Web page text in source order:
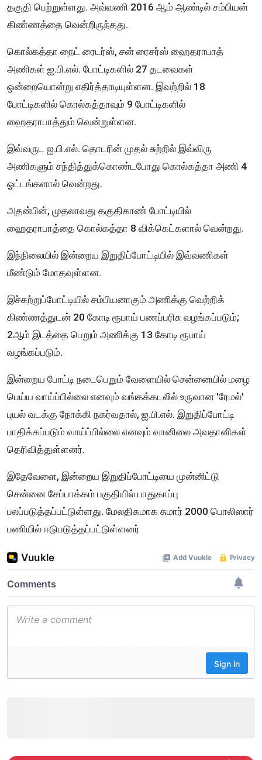
தகுதி பெற்றுள்ளது. அவ்வணி 2016 ஆம் ஆண்டில் சம்பியன்
கிண்ணத்தை வென்றிருந்தது.
கொல்கத்தா நைட் ரைடர்ஸ், சன் ரைசர்ஸ் ஹைதராபாத்
அணிகள் ஐ.பி.எல். போட்டிகளில் 27 தடவைகள்
ஒன்றையொன்று எதிர்த்தாடியுள்ளன. இவற்றில் 18
போட்டிகளில் கொல்கத்தாவும் 9 போட்டிகளில்
ஹைதராபாத்தும் வென்றுள்ளன.
இவ்வருட ஐ.பி.எல். தொடரின் முதல் சுற்றில் இவ்விரு
அணிகளும் சந்தித்துக்கொண்டபோது கொல்கத்தா அணி 4
ஓட்டங்களால் வென்றது.
அதன்பின், முதலாவது தகுதிகாண் போட்டியில்
ஹைதராபாத்தை கொல்கத்தா 8 விக்கெட்களால் வென்றது.
இந்நிலையில் இன்றைய இறுதிப்போட்டியில் இவ்வணிகள்
மீண்டும் மோதவுள்ளன.
இச்சுற்றுப்போட்டியில் சம்பியனாகும் அணிக்கு வெற்றிக்
கிண்ணத்துடன் 20 கோடி ரூபாய் பணப்பரிசு வழங்கப்படும்;
2ஆம் இடத்தை பெறும் அணிக்கு 13 கோடி ரூபாய்
வழங்கப்படும்.
இன்றைய போட்டி நடைபெறும் வேளையில் சென்னையில் மழை
பெய்ய வாய்ப்பில்லை எனவும் வங்கக்கடலில் உருவான 'ரேமல்'
புயல் வடக்கு நோக்கி நகர்வதால், ஐ.பி.எல். இறுதிப்போட்டி
பாதிக்கப்படும் வாய்ப்பில்லை எனவும் வானிலை அவதானிகள்
தெரிவித்துள்ளனர்.
இதேவேளை, இன்றைய இறுதிப்போட்டியை முன்னிட்டு
சென்னை சேப்பாக்கம் பகுதியில் பாதுகாப்பு
பலப்படுத்தப்பட்டுள்ளது. மேலதிகமாக சுமார் 2000 பொலிஸார்
பணியில் ஈடுபடுத்தப்பட்டுள்ளனர்